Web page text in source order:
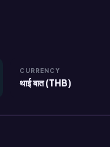
CURRENCY
थाई बात (THB)